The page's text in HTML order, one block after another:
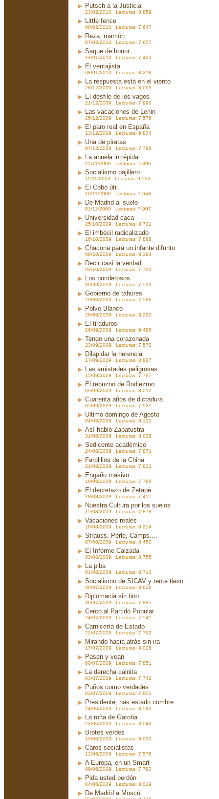
Putsch a la Justicia
23/02/2010 Lecturas: 8.859
Little fence
08/02/2010 Lecturas: 7.647
Reza, mamón
07/02/2010 Lecturas: 7.657
Saque de honor
13/01/2010 Lecturas: 7.423
El ventajista
08/01/2010 Lecturas: 8.218
La respuesta está en el viento
28/12/2009 Lecturas: 8.095
El desfile de los vagos
21/12/2009 Lecturas: 7.990
Las vacaciones de Lenin
15/12/2009 Lecturas: 7.578
El paro real en España
13/12/2009 Lecturas: 9.834
Una de piratas
07/12/2009 Lecturas: 7.798
La abuela intrépida
25/11/2009 Lecturas: 7.896
Socialismo pajillero
11/11/2009 Lecturas: 9.533
El Cobo útil
10/11/2009 Lecturas: 7.668
De Madrid al suelo
01/11/2009 Lecturas: 7.997
Universidad caca
25/10/2009 Lecturas: 8.721
El imbécil radicalizado
16/10/2009 Lecturas: 7.868
Chacona para un infante difunto
09/10/2009 Lecturas: 8.384
Decir casi la verdad
03/10/2009 Lecturas: 7.700
Los ponderosos
30/09/2009 Lecturas: 7.539
Gobierno de tahúres
29/09/2009 Lecturas: 7.586
Polvo Blanco
28/09/2009 Lecturas: 8.290
El tiraduros
26/09/2009 Lecturas: 9.496
Tengo una corazonada
23/09/2009 Lecturas: 7.570
Dilapidar la herencia
17/09/2009 Lecturas: 8.887
Las amistades peligrosas
15/09/2009 Lecturas: 7.797
El rebuzno de Rodiezmo
09/09/2009 Lecturas: 8.012
Cuarenta años de dictadura
05/09/2009 Lecturas: 7.927
Ultimo domingo de Agosto
04/09/2009 Lecturas: 8.102
Así habló Zapatustra
31/08/2009 Lecturas: 8.038
Sedicente académico
24/08/2009 Lecturas: 7.871
Farolillos de la China
21/08/2009 Lecturas: 7.833
Engaño masivo
19/08/2009 Lecturas: 7.789
El decretazo de Zetapé
18/08/2009 Lecturas: 7.417
Nuestra Cultura por los suelos
15/08/2009 Lecturas: 7.878
Vacaciones reales
10/08/2009 Lecturas: 8.214
Strauss, Perle, Camps....
07/08/2009 Lecturas: 8.450
El Informe Calzada
03/08/2009 Lecturas: 8.755
La piba
01/08/2009 Lecturas: 8.710
Socialismo de SICAV y tente tieso
30/07/2009 Lecturas: 8.626
Diplomacia sin tino
30/07/2009 Lecturas: 7.885
Cerco al Partido Popular
24/07/2009 Lecturas: 7.541
Carnicería de Estado
22/07/2009 Lecturas: 7.792
Mirando hacia atrás sin ira
17/07/2009 Lecturas: 8.026
Pasen y vean
08/07/2009 Lecturas: 7.851
La derecha cainita
03/07/2009 Lecturas: 7.742
Puños como verdades
03/07/2009 Lecturas: 7.801
Presidente, has estado cumbre
24/06/2009 Lecturas: 8.582
La roña de Garoña
23/06/2009 Lecturas: 8.046
Brotes verdes
15/06/2009 Lecturas: 8.092
Caros socialistas
12/06/2009 Lecturas: 7.576
A Europa, en un Smart
09/06/2009 Lecturas: 7.793
Pida usted perdón
04/06/2009 Lecturas: 8.019
De Madrid a Moscú